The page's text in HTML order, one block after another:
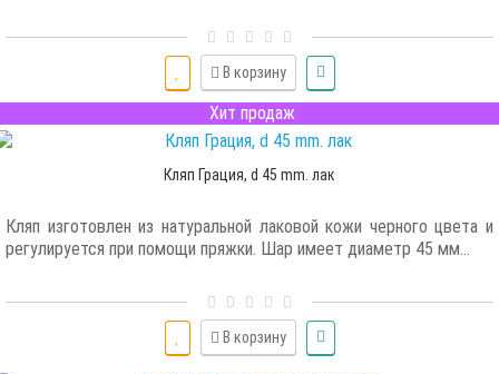
В корзину
Хит продаж
Кляп Грация, d 45 mm. лак
Кляп изготовлен из натуральной лаковой кожи черного цвета и
регулируется при помощи пряжки. Шар имеет диаметр 45 мм...
В корзину